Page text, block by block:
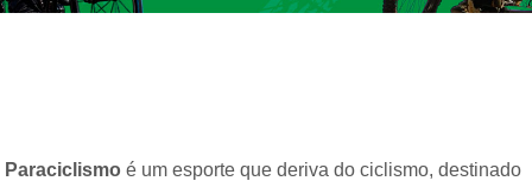
Paraciclismo é um esporte que deriva do ciclismo, destinado